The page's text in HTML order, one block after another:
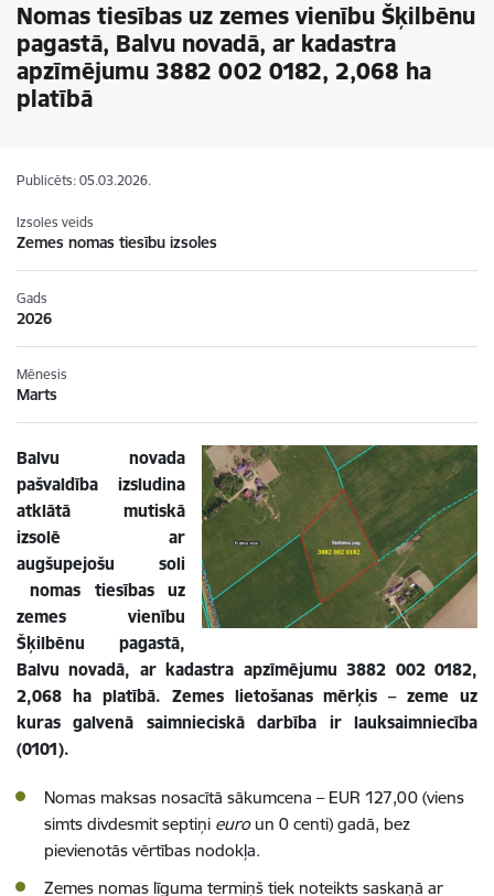
Nomas tiesības uz zemes vienību Šķilbēnu
pagastā, Balvu novadā, ar kadastra
apzīmējumu 3882 002 0182, 2,068 ha
platībā
Publicēts: 05.03.2026.
Izsoles veids
Zemes nomas tiesību izsoles
Gads
2026
Mēnesis
Marts
Balvu novada
pašvaldība izsludina
atklātā mutiskā
izsolē ar
augšupejošu soli
nomas tiesības uz
zemes vienību
Šķilbēnu pagastā,
Balvu novadā, ar kadastra apzīmējumu 3882 002 0182,
2,068 ha platībā. Zemes lietošanas mērķis – zeme uz
kuras galvenā saimnieciskā darbība ir lauksaimniecība
(0101).
Nomas maksas nosacītā sākumcena – EUR 127,00 (viens
simts divdesmit septiņi euroun 0 centi) gadā, bez
pievienotās vērtības nodokļa.
Zemes nomas līguma termiņš tiek noteikts saskaņā ar